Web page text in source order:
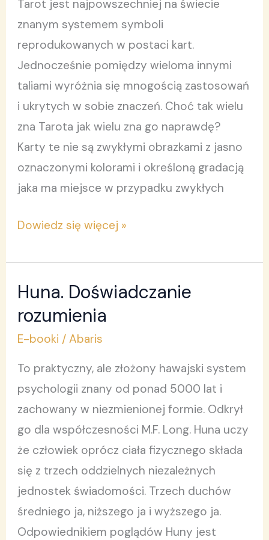
Tarot jest najpowszechniej na świecie
znanym systemem symboli
reprodukowanych w postaci kart.
Jednocześnie pomiędzy wieloma innymi
taliami wyróżnia się mnogością zastosowań
i ukrytych w sobie znaczeń. Choć tak wielu
zna Tarota jak wielu zna go naprawdę?
Karty te nie są zwykłymi obrazkami z jasno
oznaczonymi kolorami i określoną gradacją
jaka ma miejsce w przypadku zwykłych
Dowiedz się więcej »
Huna. Doświadczanie
rozumienia
E-booki /Abaris
To praktyczny, ale złożony hawajski system
psychologii znany od ponad 5000 lat i
zachowany w niezmienionej formie. Odkrył
go dla współczesności M.F. Long. Huna uczy
że człowiek oprócz ciała fizycznego składa
się z trzech oddzielnych niezależnych
jednostek świadomości. Trzech duchów
średniego ja, niższego ja i wyższego ja.
Odpowiednikiem poglądów Huny jest
Huna.
Doświadczanie
rozumienia